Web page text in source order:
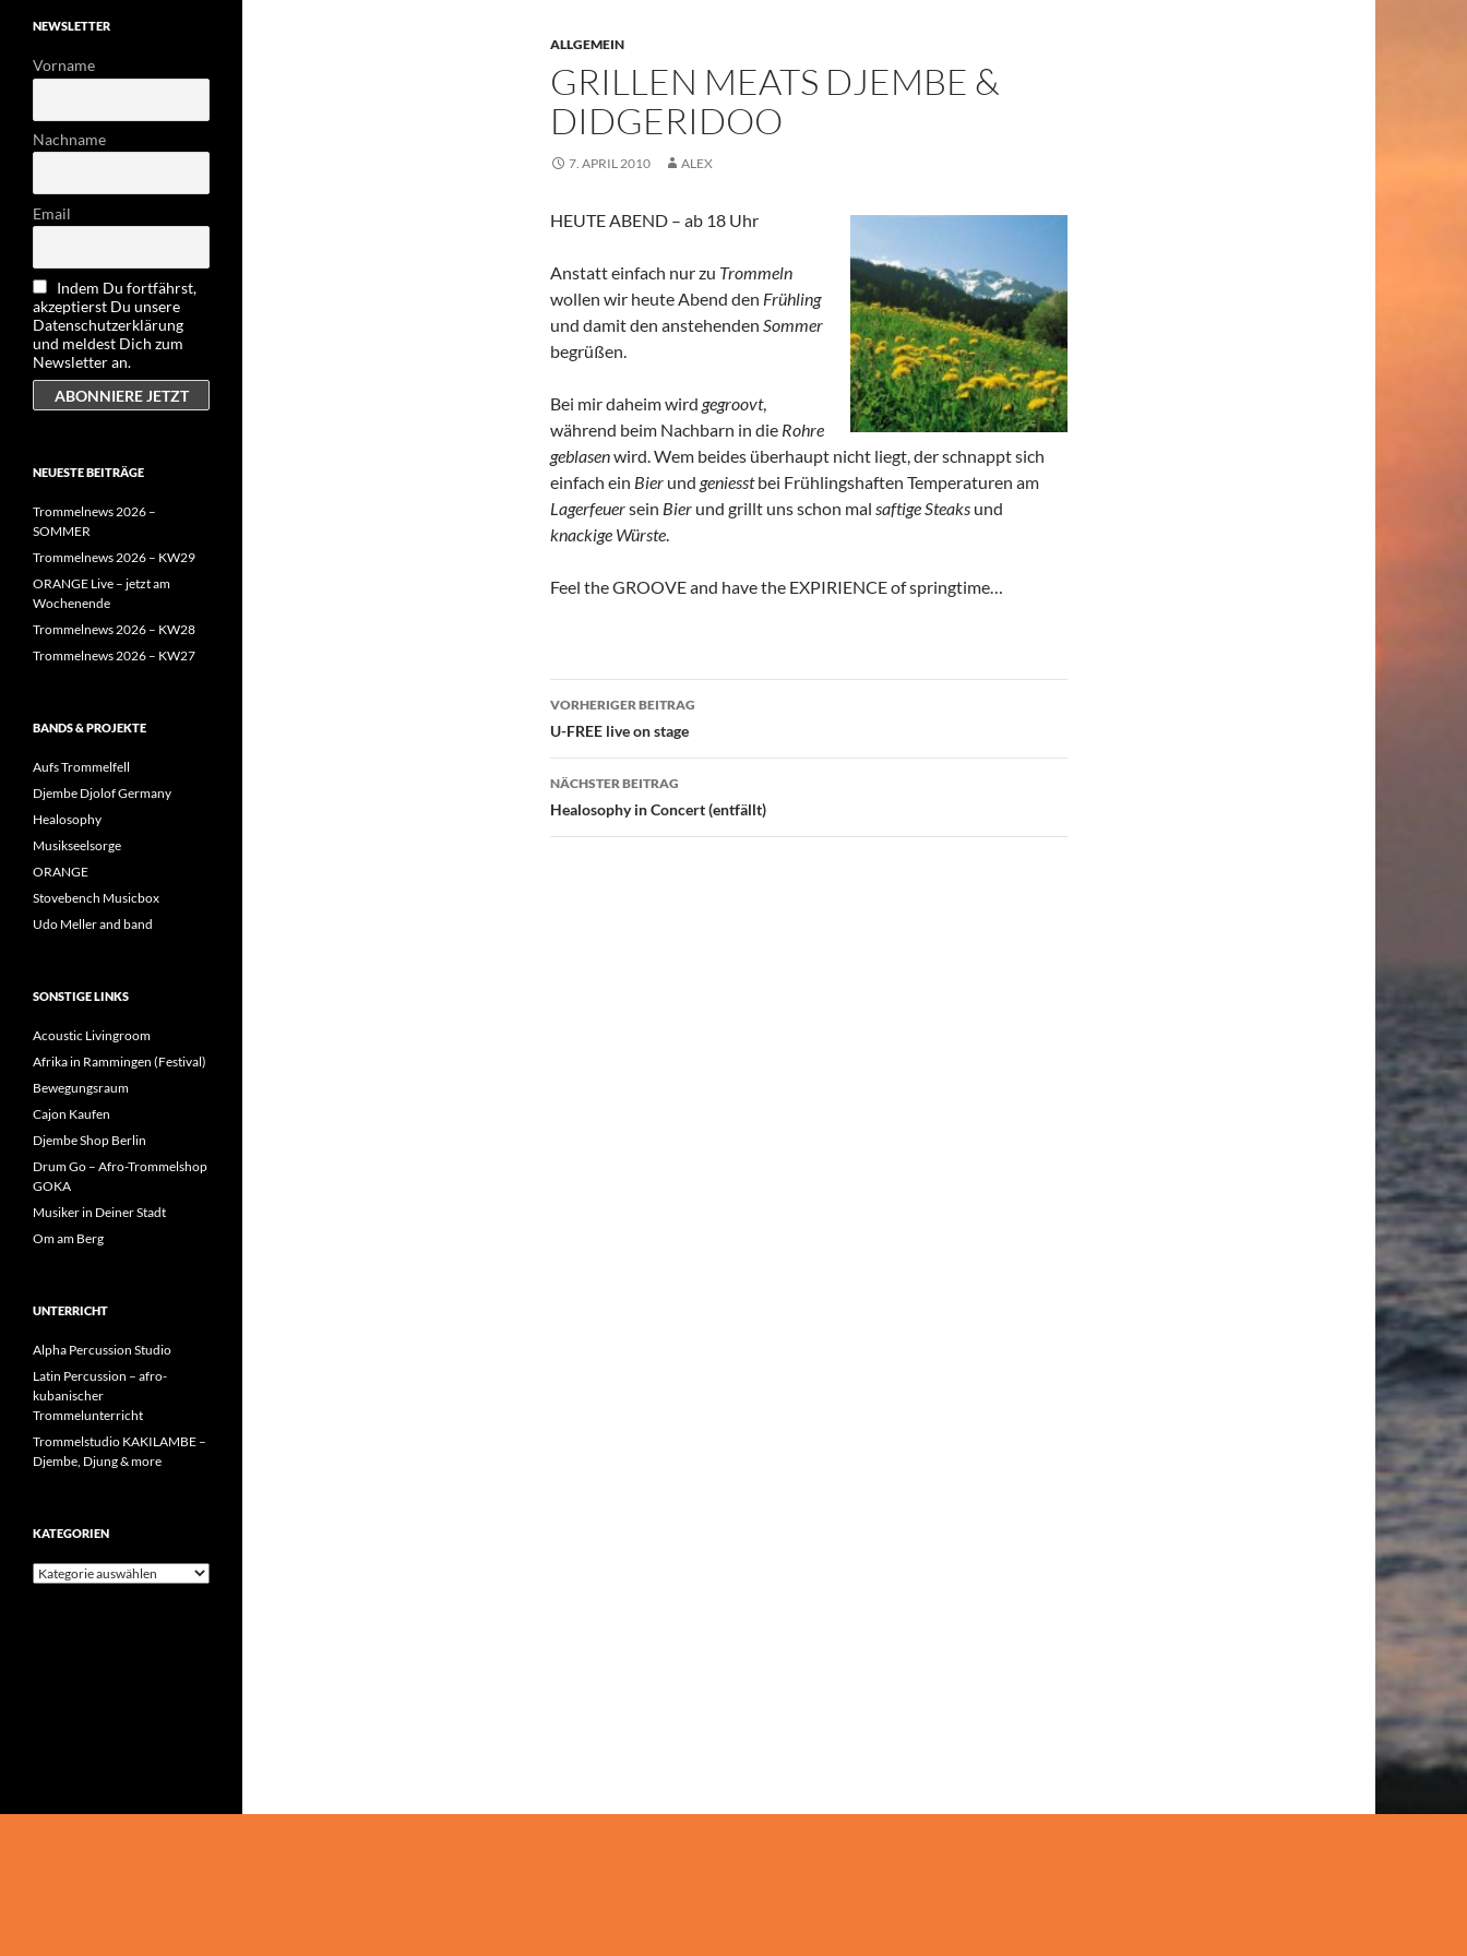
ALLGEMEIN
GRILLEN MEATS DJEMBE &
DIDGERIDOO
7. APRIL 2010 ALEX
HEUTE ABEND – ab 18 Uhr
Anstatt einfach nur zu Trommeln
wollen wir heute Abend den Frühling
und damit den anstehenden Sommer
begrüßen.
Bei mir daheim wird gegroovt,
während beim Nachbarn in die Rohre
geblasenwird. Wem beides überhaupt nicht liegt, der schnappt sich
einfach ein Bier und geniesstbei Frühlingshaften Temperaturen am
Lagerfeuersein Bier und grillt uns schon mal saftige Steaks und
knackige Würste.
Feel the GROOVE and have the EXPIRIENCE of springtime…
Beitragsnavigation
VORHERIGER BEITRAG
U-FREE live on stage
NÄCHSTER BEITRAG
Healosophy in Concert (entfällt)
NEWSLETTER
Vorname
Nachname
Email
Indem Du fortfährst,
akzeptierst Du unsere
Datenschutzerklärung
und meldest Dich zum
Newsletter an.
NEUESTE BEITRÄGE
Trommelnews 2026 –
SOMMER
Trommelnews 2026 – KW29
ORANGE Live – jetzt am
Wochenende
Trommelnews 2026 – KW28
Trommelnews 2026 – KW27
BANDS & PROJEKTE
Aufs Trommelfell
Djembe Djolof Germany
Healosophy
Musikseelsorge
ORANGE
Stovebench Musicbox
Udo Meller and band
SONSTIGE LINKS
Acoustic Livingroom
Afrika in Rammingen (Festival)
Bewegungsraum
Cajon Kaufen
Djembe Shop Berlin
Drum Go – Afro-Trommelshop
GOKA
Musiker in Deiner Stadt
Om am Berg
UNTERRICHT
Alpha Percussion Studio
Latin Percussion – afro-
kubanischer
Trommelunterricht
Trommelstudio KAKILAMBE –
Djembe, Djung & more
KATEGORIEN
Kategorien